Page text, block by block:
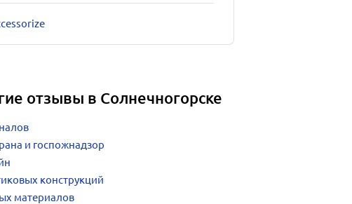
отзывы в Солнечногорске
и госпожнадзор
конструкций
материалов